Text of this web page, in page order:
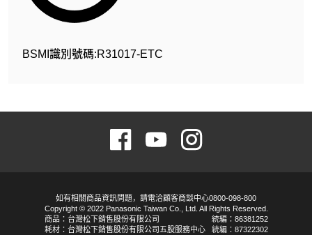
BSMI識別號碼:R31017-ETC
如有相關商品資訊問題，請電洽顧客商談中心0800-098-800
Copyright © 2022 Panasonic Taiwan Co., Ltd. All Rights Reserved.
商品：台灣松下銷售股份有限公司
耗材：台灣松下銷售股份有限公司五股服務中心
統編：86381252
統編：87322302